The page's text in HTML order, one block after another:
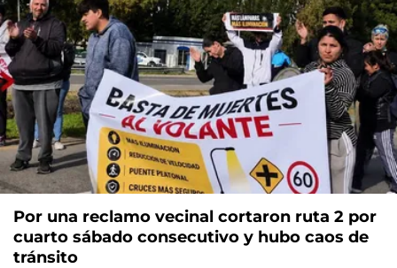
Por una reclamo vecinal cortaron ruta 2 por
cuarto sábado consecutivo y hubo caos de
tránsito